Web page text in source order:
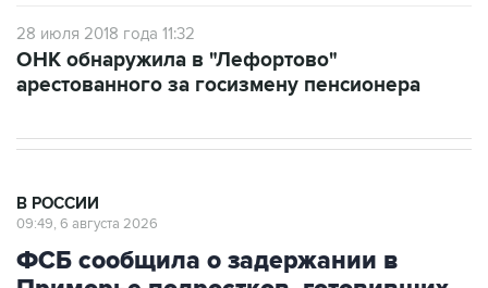
арестованного за госизмену пенсионера
ФСБ сообщила о задержании в
Приморье подростков, готовивших
теракт на объекте Росгвардии